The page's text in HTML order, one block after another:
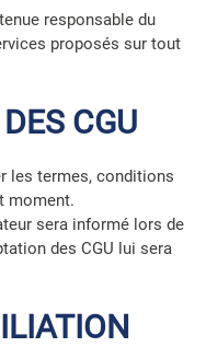
responsable du
proposés sur tout
CGU
les termes, conditions
moment.
sera informé lors de
des CGU lui sera